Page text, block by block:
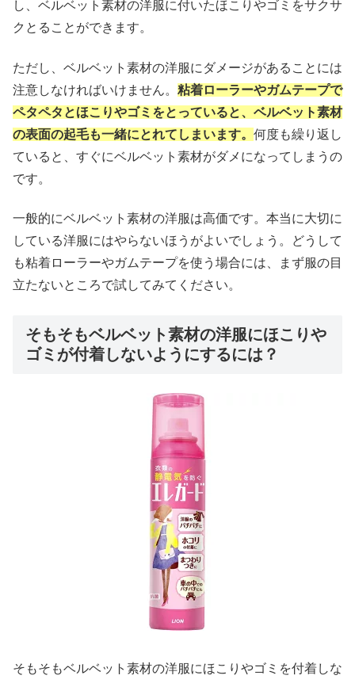
し、ベルベット素材の洋服に付いたほこりやゴミをサクサ
クとることができます。
ただし、ベルベット素材の洋服にダメージがあることには
注意しなければいけません。 粘着ローラーやガムテープで
ペタペタとほこりやゴミをとっていると、ベルベット素材
の表面の起毛も一緒にとれてしまいます。 何度も繰り返し
ていると、すぐにベルベット素材がダメになってしまうの
です。
一般的にベルベット素材の洋服は高価です。本当に大切に
している洋服にはやらないほうがよいでしょう。どうして
も粘着ローラーやガムテープを使う場合には、まず服の目
立たないところで試してみてください。
そもそもベルベット素材の洋服にほこりや
ゴミが付着しないようにするには？
そもそもベルベット素材の洋服にほこりやゴミを付着しな